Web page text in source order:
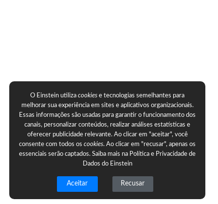
O Einstein utilizacookies e tecnologias semelhantes para
melhorar sua experiência em sites e aplicativos organizacionais.
Essas informações são usadas para garantir o funcionamento dos
canais, personalizar conteúdos, realizar análises estatísticas e
oferecer publicidade relevante. Ao clicar em "aceitar", você
consente com todos oscookies. Ao clicar em "recusar", apenas os
essenciais serão captados. Saiba mais na Política e Privacidade de
Dados do Einstein
Aceitar Recusar